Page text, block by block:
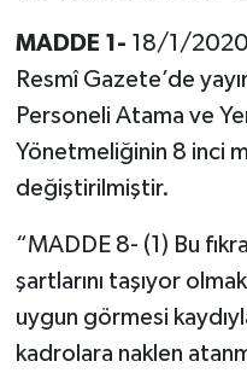
MADDE 1- 18/1/2020
Resmî Gazete’de
Personeli Atama ve
Yönetmeliğinin 8 inci
değiştirilmiştir.
“MADDE 8- (1) Bu
şartlarını taşıyor
uygun görmesi
kadrolara naklen